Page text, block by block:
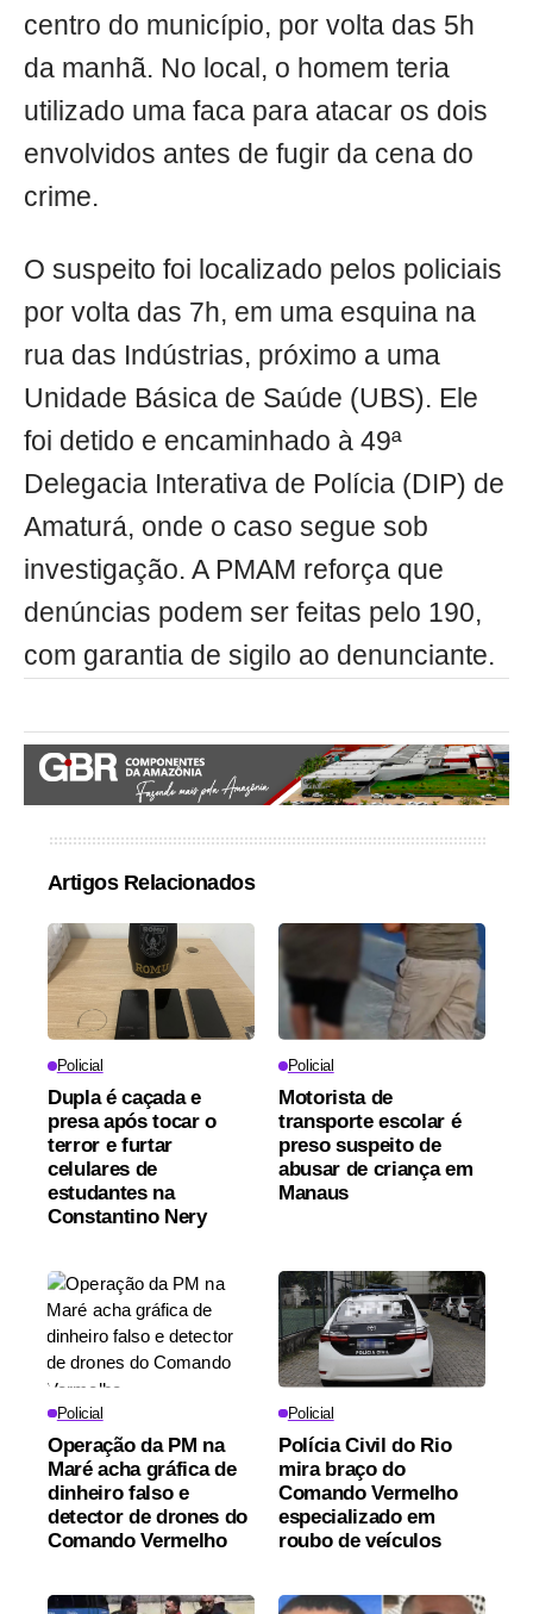
centro do município, por volta das 5h
da manhã. No local, o homem teria
utilizado uma faca para atacar os dois
envolvidos antes de fugir da cena do
crime.
O suspeito foi localizado pelos policiais
por volta das 7h, em uma esquina na
rua das Indústrias, próximo a uma
Unidade Básica de Saúde (UBS). Ele
foi detido e encaminhado à 49ª
Delegacia Interativa de Polícia (DIP) de
Amaturá, onde o caso segue sob
investigação. A PMAM reforça que
denúncias podem ser feitas pelo 190,
com garantia de sigilo ao denunciante.
Artigos Relacionados
Policial
Dupla é caçada e
presa após tocar o
terror e furtar
celulares de
estudantes na
Constantino Nery
Policial
Motorista de
transporte escolar é
preso suspeito de
abusar de criança em
Manaus
Policial
Operação da PM na
Maré acha gráfica de
dinheiro falso e
detector de drones do
Comando Vermelho
Policial
Polícia Civil do Rio
mira braço do
Comando Vermelho
especializado em
roubo de veículos